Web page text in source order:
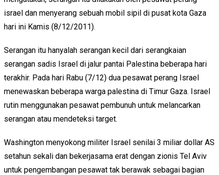
israel dan menyerang sebuah mobil sipil di pusat kota Gaza
hari ini Kamis (8/12/2011).
Serangan itu hanyalah serangan kecil dari serangkaian
serangan sadis Israel di jalur pantai Palestina beberapa hari
terakhir. Pada hari Rabu (7/12) dua pesawat perang Israel
menewaskan beberapa warga palestina di Timur Gaza. Israel
rutin menggunakan pesawat pembunuh untuk melancarkan
serangan atau mendeteksi target.
Washington menyokong militer Israel senilai 3 miliar dollar AS
setahun sekali dan bekerjasama erat dengan zionis Tel Aviv
untuk pengembangan pesawat tak berawak sebagai bagian